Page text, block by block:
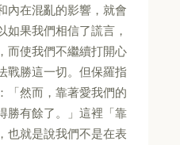
內在混亂的影響，就會
如果我們相信了謊言，
而使我們不繼續打開心
戰勝這一切。但保羅指
「然而，靠著愛我們的
勝有餘了。」這裡「靠
也就是說我們不是在表